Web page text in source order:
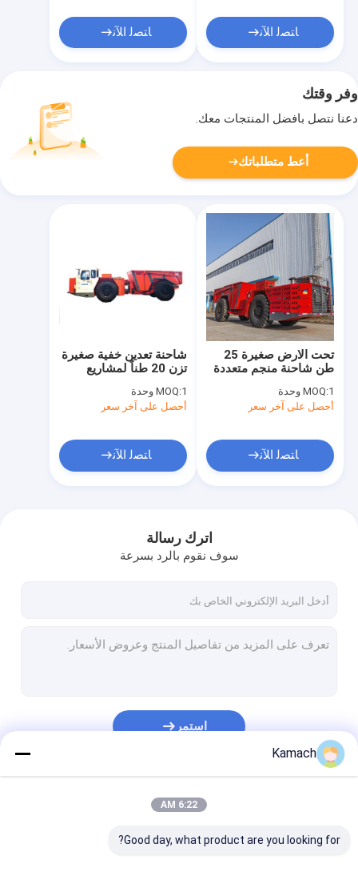
ﺎﺘﺼﻟ ﺍﻶﻧ ﺎﺘﺼﻟ ﺍﻶﻧ
وفر وقتك
دعنا نتصل بأفضل المنتجات معك.
أعط متطلباتك
شاحنة تعدين خفية صغيرة
تزن 20 طناً لمشاريع
MOQ:1 وحدة
أحصل على آخر سعر
ﺎﺘﺼﻟ ﺍﻶﻧ
تحت الارض صغيرة 25
طن شاحنة منجم متعددة
25
MOQ:1 وحدة
أحصل على آخر سعر
ﺎﺘﺼﻟ ﺍﻶﻧ
اترك رسالة
سوف نقوم بالرد بسرعة
استمر
Kamach
6:22 AM
Good day, what product are you looking for?